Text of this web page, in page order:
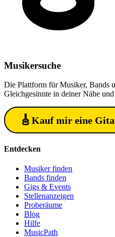
Musikersuche
Die Plattform für Musiker, Bands
Gleichgesinnte in deiner Nähe
🎸 Kauf mir eine
Entdecken
Musiker finden
Bands finden
Gigs & Events
Stellenanzeigen
Proberäume
Blog
Hilfe
MusicPath